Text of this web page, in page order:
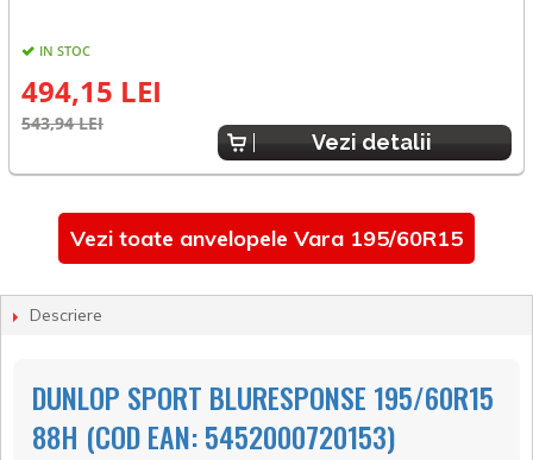
IN STOC
494,15 LEI
543,94 LEI
Vezi detalii
Vezi toate anvelopele Vara 195/60R15
Descriere
DUNLOP SPORT BLURESPONSE 195/60R15
88H (COD EAN: 5452000720153)